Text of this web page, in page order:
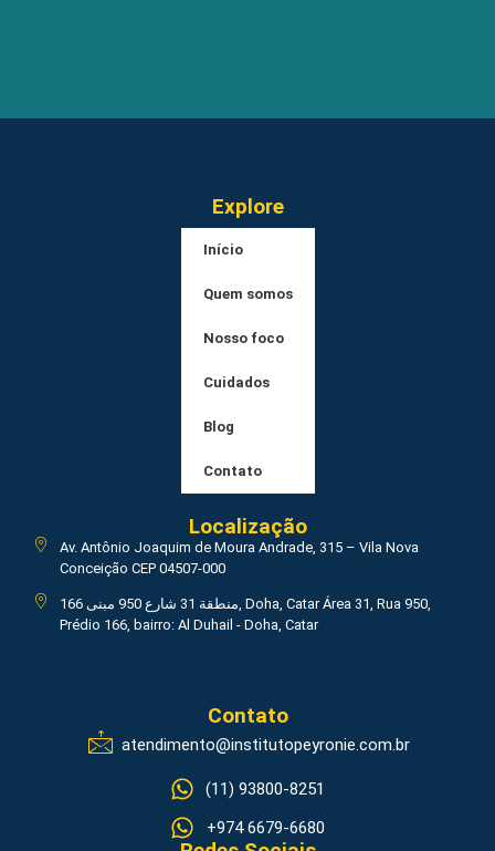
Explore
Início
Quem somos
Nosso foco
Cuidados
Blog
Contato
Localização
Av. Antônio Joaquim de Moura Andrade, 315 – Vila Nova
Conceição CEP 04507-000
منطقة 31 شارع 950 مبنى 166, Doha, Catar Área 31, Rua 950,
Prédio 166, bairro: Al Duhail - Doha, Catar
Contato
atendimento@institutopeyronie.com.br
(11) 93800-8251
+974 6679-6680